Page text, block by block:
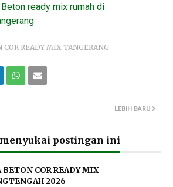
ready mix rumah di
COR READY MIX TANGERANG
LEBIH BARU
postingan ini
BETON COR READY MIX
2026